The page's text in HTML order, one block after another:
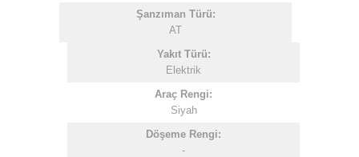
Şanzıman Türü:
AT
Yakıt Türü:
Elektrik
Araç Rengi:
Siyah
Döşeme Rengi:
-